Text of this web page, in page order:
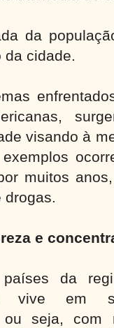
da
da cidade.
visando à
muitos
drogas.
e
da
vive em
ou seja,